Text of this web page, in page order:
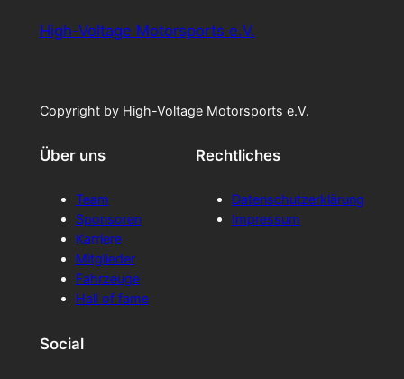
High-Voltage Motorsports e.V.
Copyright by High-Voltage Motorsports e.V.
Über uns
Team
Sponsoren
Karriere
Mitglieder
Fahrzeuge
Hall of fame
Rechtliches
Datenschutzerklärung
Impressum
Social